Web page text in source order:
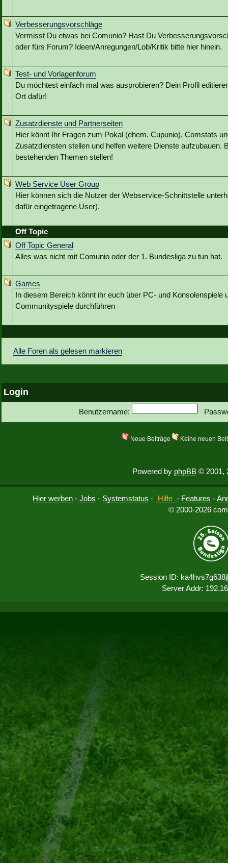
Verbesserungsvorschläge
Vermisst Du etwas bei Comunio? Hast Du
oder fürs Forum? Ideen/Anregungen/Lob/Kritik bitte hier hinein.
Test- und Vorlagenforum
Du möchtest einfach mal was ausprobieren? Dein Profil
Ort dafür!
Zusatzdienste und Partnerseiten
Hier könnt Ihr Fragen zum Pokal (ehem. Cupunio), Comstats
Zusatzdiensten stellen und helfen weitere Dienste aufzubauen.
bestehenden Themen stellen!
Web Service User Group
Hier können sich die Nutzer der Webservice-Schnittstelle
dafür eingetragene User).
Off Topic
Off Topic General
Alles was nicht mit Comunio oder der 1. Bundesliga zu tun hat.
Games
In diesem Bereich könnt ihr euch über PC- und Konsolenspiele
Communityspiele durchführen
Alle Foren als gelesen markieren
Login
Benutzername:
Neue Beiträge Keine neuen
Powered by phpBB © 2001,
Hier werben -Jobs - Systemstatus - Hilfe - Features -
© 2000-2026
Session ID:
Server Addr: